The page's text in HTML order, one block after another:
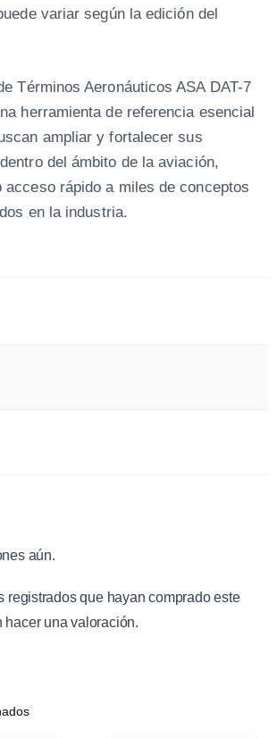
variar según la edición del
Términos Aeronáuticos ASA DAT-7
herramienta de referencia esencial
ampliar y fortalecer sus
del ámbito de la aviación,
acceso rápido a miles de conceptos
en la industria.
aún.
registrados que hayan comprado este
hacer una valoración.